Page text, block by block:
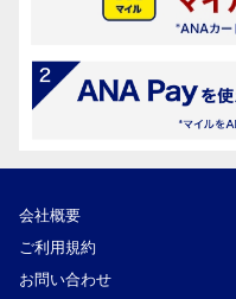
会社概要
ご利用規約
お問い合わせ